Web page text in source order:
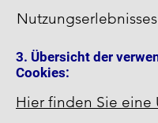
3. Übersicht der
Cookies:
Hier finden Sie eine